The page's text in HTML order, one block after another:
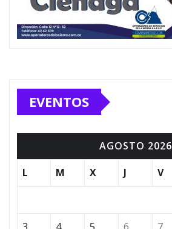
EVENTOS
AGOSTO 2026
L
M X J V